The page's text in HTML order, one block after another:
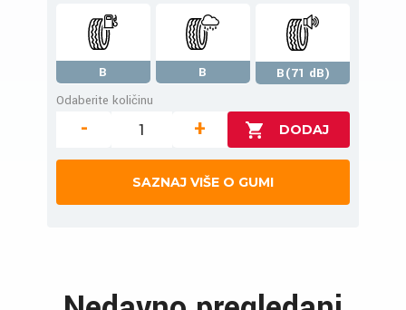
B B
B(71 dB)
Odaberite količinu
- +
SAZNAJ VIŠE O GUMI